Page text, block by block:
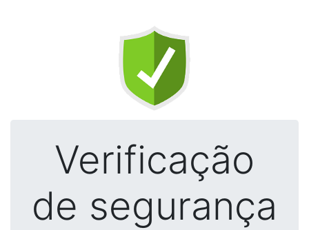
Verificação
de segurança